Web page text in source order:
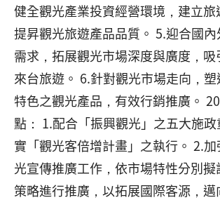
健全觀光產業投資經營環境，建立旅
提昇觀光旅遊產品品質。 5.迎合國
需求，拓展觀光市場深度與廣度，
來台旅遊。 6.針對觀光市場走向，
特色之觀光產品，有效行銷推廣。
點： 1.配合「振興觀光」之五大施
實「觀光客倍增計畫」之執行。 2.
光宣傳推廣工作，依市場特性分別
策略進行推廣，以拓展國際客源，邁